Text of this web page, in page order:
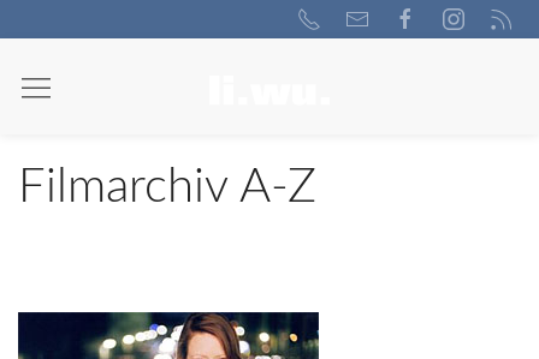
Filmarchiv A-Z